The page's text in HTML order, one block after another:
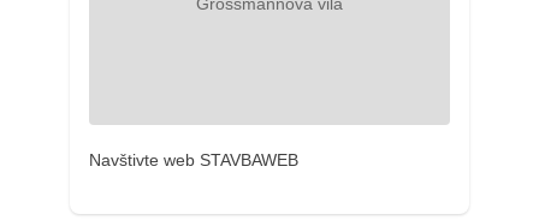
Navštivte web STAVBAWEB